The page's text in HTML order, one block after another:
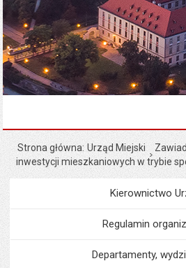
Strona główna Urząd Miejski
inwestycji mieszkaniowych w trybie
Kierownictwo
Regulamin
Departamenty,